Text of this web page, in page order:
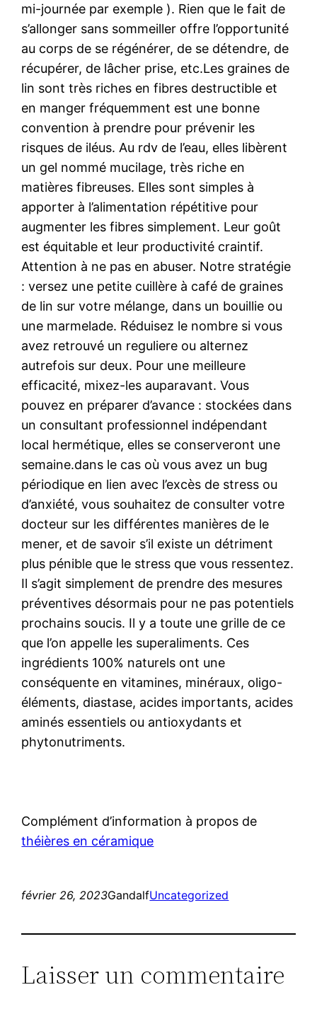
mi-journée par exemple ). Rien que le fait de
s’allonger sans sommeiller offre l’opportunité
au corps de se régénérer, de se détendre, de
récupérer, de lâcher prise, etc.Les graines de
lin sont très riches en fibres destructible et
en manger fréquemment est une bonne
convention à prendre pour prévenir les
risques de iléus. Au rdv de l’eau, elles libèrent
un gel nommé mucilage, très riche en
matières fibreuses. Elles sont simples à
apporter à l’alimentation répétitive pour
augmenter les fibres simplement. Leur goût
est équitable et leur productivité craintif.
Attention à ne pas en abuser. Notre stratégie
: versez une petite cuillère à café de graines
de lin sur votre mélange, dans un bouillie ou
une marmelade. Réduisez le nombre si vous
avez retrouvé un reguliere ou alternez
autrefois sur deux. Pour une meilleure
efficacité, mixez-les auparavant. Vous
pouvez en préparer d’avance : stockées dans
un consultant professionnel indépendant
local hermétique, elles se conserveront une
semaine.dans le cas où vous avez un bug
périodique en lien avec l’excès de stress ou
d’anxiété, vous souhaitez de consulter votre
docteur sur les différentes manières de le
mener, et de savoir s’il existe un détriment
plus pénible que le stress que vous ressentez.
Il s’agit simplement de prendre des mesures
préventives désormais pour ne pas potentiels
prochains soucis. Il y a toute une grille de ce
que l’on appelle les superaliments. Ces
ingrédients 100% naturels ont une
conséquente en vitamines, minéraux, oligo-
éléments, diastase, acides importants, acides
aminés essentiels ou antioxydants et
phytonutriments.
Complément d’information à propos de
théières en céramique
février 26, 2023GandalfUncategorized
Laisser un commentaire